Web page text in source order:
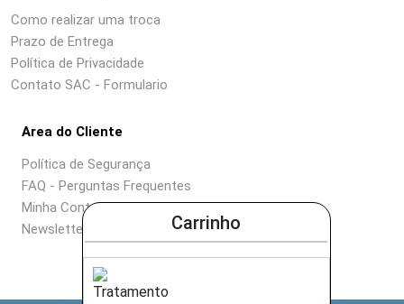
Carrinho
Como realizar uma troca
Prazo de Entrega
Política de Privacidade
Contato SAC - Formulario
Area do Cliente
Política de Segurança
FAQ - Perguntas Frequentes
Minha Conta
Newsletter